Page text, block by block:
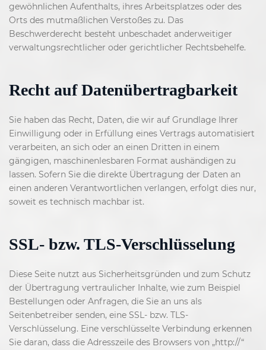
gewöhnlichen Aufenthalts, ihres Arbeitsplatzes oder des
Orts des mutmaßlichen Verstoßes zu. Das
Beschwerderecht besteht unbeschadet anderweitiger
verwaltungsrechtlicher oder gerichtlicher Rechtsbehelfe.
Recht auf Datenübertragbarkeit
Sie haben das Recht, Daten, die wir auf Grundlage Ihrer
Einwilligung oder in Erfüllung eines Vertrags automatisiert
verarbeiten, an sich oder an einen Dritten in einem
gängigen, maschinenlesbaren Format aushändigen zu
lassen. Sofern Sie die direkte Übertragung der Daten an
einen anderen Verantwortlichen verlangen, erfolgt dies nur,
soweit es technisch machbar ist.
SSL- bzw. TLS-Verschlüsselung
Diese Seite nutzt aus Sicherheitsgründen und zum Schutz
der Übertragung vertraulicher Inhalte, wie zum Beispiel
Bestellungen oder Anfragen, die Sie an uns als
Seitenbetreiber senden, eine SSL- bzw. TLS-
Verschlüsselung. Eine verschlüsselte Verbindung erkennen
Sie daran, dass die Adresszeile des Browsers von „http://“